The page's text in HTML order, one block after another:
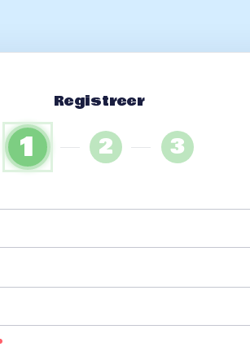
Registreer
1 2 3